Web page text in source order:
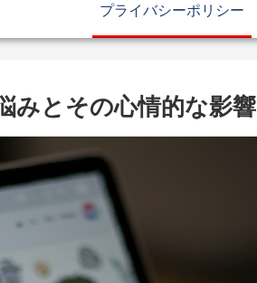
プライバシーポリシー
みとその心情的な影響